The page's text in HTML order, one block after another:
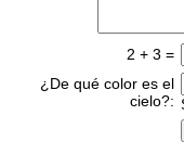
2 + 3 =
¿De qué color es el
cielo?: